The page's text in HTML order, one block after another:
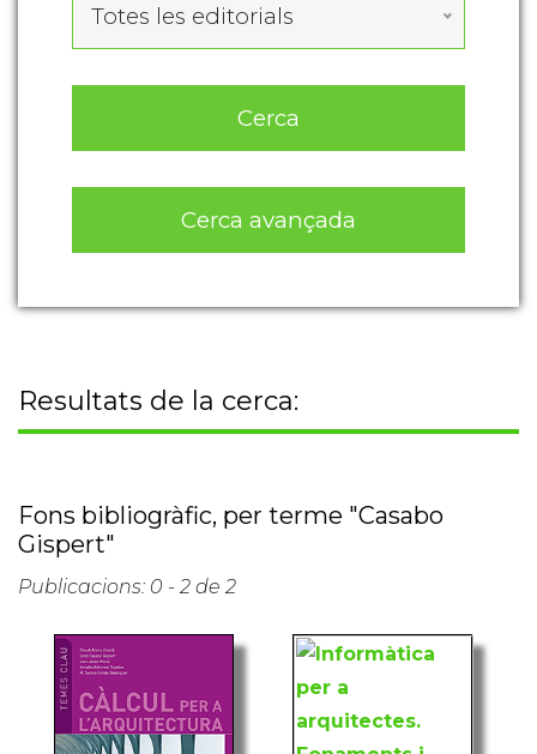
Totes les editorials
Cerca
Cerca avançada
Resultats de la cerca:
Fons bibliogràfic, per terme "Casabo
Gispert"
Publicacions: 0 - 2 de 2